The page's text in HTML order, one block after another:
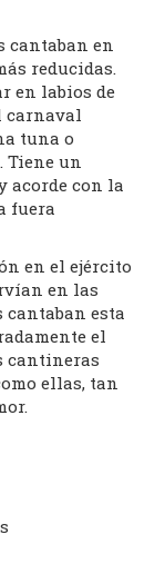
en
reducidas.
en labios de
carnaval
tuna o
Tiene un
acorde con la
fuera
en el ejército
en las
esta
el
cantineras
ellas, tan